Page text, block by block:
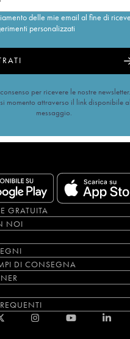
delle mie email al fine di
personalizzati
per ricevere le nostre
momento attraverso il link disponibile
messaggio.
GRATUITA
NOI
DI CONSEGNA